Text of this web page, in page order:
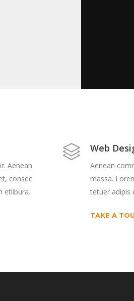
Aenean
consec
etlibura.
Web
Aenean
massa.
tetuer adipis
TAKE A